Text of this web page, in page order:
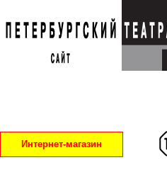
Интернет-магазин